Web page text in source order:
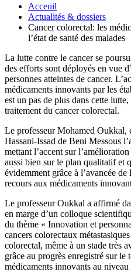
Acceuil
Actualités & dossiers
Cancer colorectal: les
l’état de santé des malades
La lutte contre le cancer se
des efforts sont déployés en vue
personnes atteintes de cancer.
médicaments innovants par les
est un pas de plus dans cette
traitement du cancer colorectal.
Le professeur Mohamed
Hassani-Issad de Beni Messous
mettant l’accent sur
aussi bien sur le plan qualitatif et
évidemment grâce à l’avancée
recours aux médicaments
Le professeur Oukkal a affirmé
en marge d’un colloque
du thème « Innovation et
cancers colorectaux
colorectal, même à un stade très
grâce au progrès enregistré sur le
médicaments innovants au